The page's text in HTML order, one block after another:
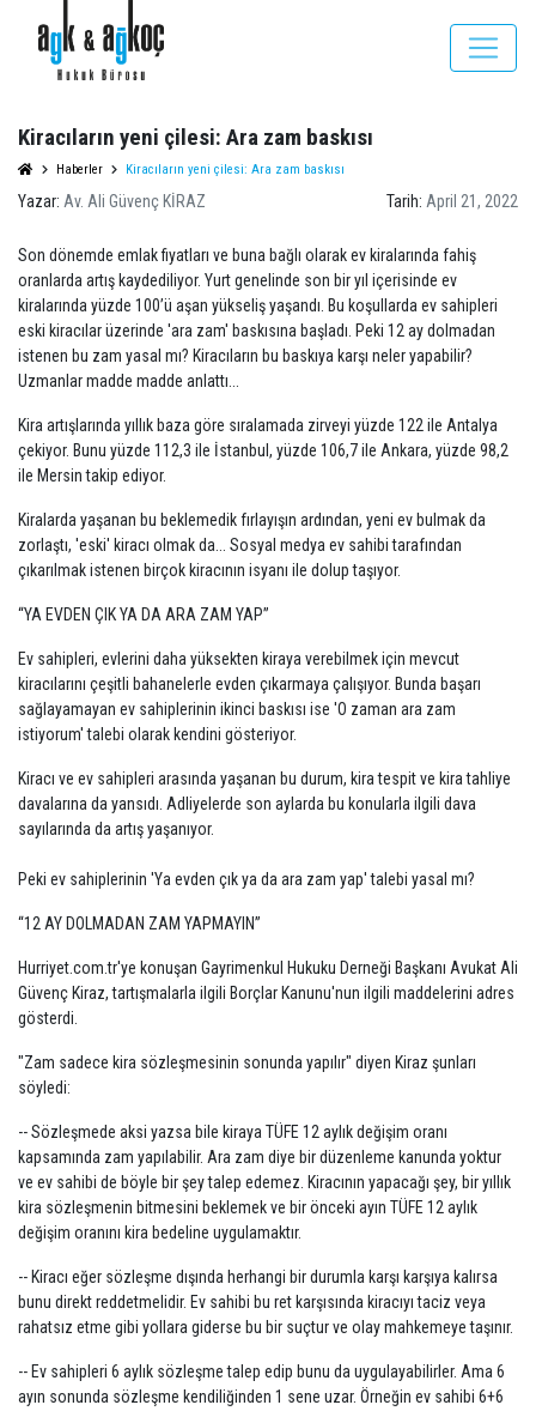
Kiracıların yeni çilesi: Ara zam baskısı
Haberler Kiracıların yeni çilesi: Ara zam baskısı
Yazar: Av. Ali Güvenç KİRAZ Tarih: April 21, 2022
Son dönemde emlak fiyatları ve buna bağlı olarak ev kiralarında fahiş
oranlarda artış kaydediliyor. Yurt genelinde son bir yıl içerisinde ev
kiralarında yüzde 100’ü aşan yükseliş yaşandı. Bu koşullarda ev sahipleri
eski kiracılar üzerinde 'ara zam' baskısına başladı. Peki 12 ay dolmadan
istenen bu zam yasal mı? Kiracıların bu baskıya karşı neler yapabilir?
Uzmanlar madde madde anlattı...
Kira artışlarında yıllık baza göre sıralamada zirveyi yüzde 122 ile Antalya
çekiyor. Bunu yüzde 112,3 ile İstanbul, yüzde 106,7 ile Ankara, yüzde 98,2
ile Mersin takip ediyor.
Kiralarda yaşanan bu beklemedik fırlayışın ardından, yeni ev bulmak da
zorlaştı, 'eski' kiracı olmak da... Sosyal medya ev sahibi tarafından
çıkarılmak istenen birçok kiracının isyanı ile dolup taşıyor.
“YA EVDEN ÇIK YA DA ARA ZAM YAP”
Ev sahipleri, evlerini daha yüksekten kiraya verebilmek için mevcut
kiracılarını çeşitli bahanelerle evden çıkarmaya çalışıyor. Bunda başarı
sağlayamayan ev sahiplerinin ikinci baskısı ise 'O zaman ara zam
istiyorum' talebi olarak kendini gösteriyor.
Kiracı ve ev sahipleri arasında yaşanan bu durum, kira tespit ve kira tahliye
davalarına da yansıdı. Adliyelerde son aylarda bu konularla ilgili dava
sayılarında da artış yaşanıyor.
Peki ev sahiplerinin 'Ya evden çık ya da ara zam yap' talebi yasal mı?
“12 AY DOLMADAN ZAM YAPMAYIN”
Hurriyet.com.tr'ye konuşan Gayrimenkul Hukuku Derneği Başkanı Avukat Ali
Güvenç Kiraz, tartışmalarla ilgili Borçlar Kanunu'nun ilgili maddelerini adres
gösterdi.
"Zam sadece kira sözleşmesinin sonunda yapılır" diyen Kiraz şunları
söyledi:
-- Sözleşmede aksi yazsa bile kiraya TÜFE 12 aylık değişim oranı
kapsamında zam yapılabilir. Ara zam diye bir düzenleme kanunda yoktur
ve ev sahibi de böyle bir şey talep edemez. Kiracının yapacağı şey, bir yıllık
kira sözleşmenin bitmesini beklemek ve bir önceki ayın TÜFE 12 aylık
değişim oranını kira bedeline uygulamaktır.
-- Kiracı eğer sözleşme dışında herhangi bir durumla karşı karşıya kalırsa
bunu direkt reddetmelidir. Ev sahibi bu ret karşısında kiracıyı taciz veya
rahatsız etme gibi yollara giderse bu bir suçtur ve olay mahkemeye taşınır.
-- Ev sahipleri 6 aylık sözleşme talep edip bunu da uygulayabilirler. Ama 6
ayın sonunda sözleşme kendiliğinden 1 sene uzar. Örneğin ev sahibi 6+6